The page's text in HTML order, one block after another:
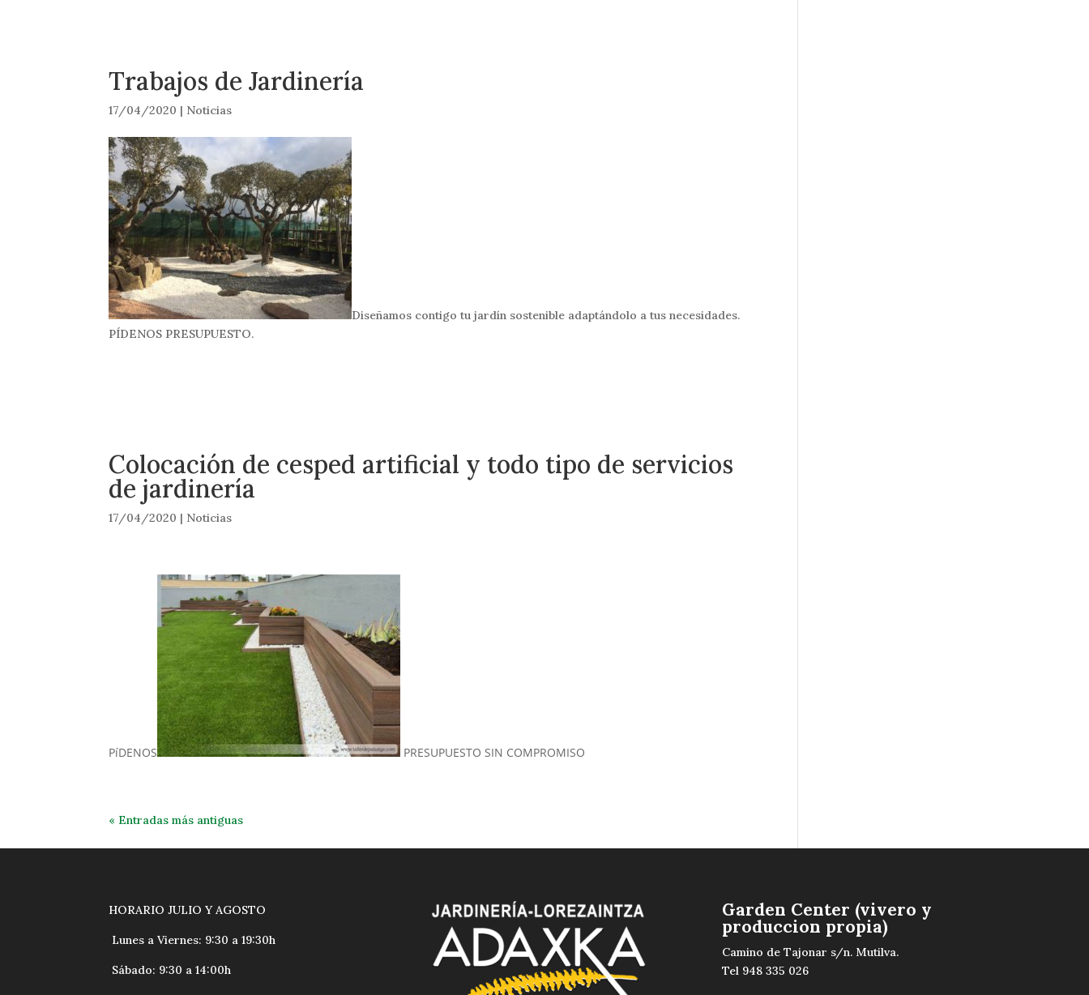
Trabajos de Jardinería
17/04/2020 | Noticias
Diseñamos contigo tu jardín sostenible adaptándolo a tus necesidades.
PÍDENOS PRESUPUESTO.
Colocación de cesped artificial y todo tipo de servicios
de jardinería
17/04/2020 | Noticias
PíDENOS PRESUPUESTO SIN COMPROMISO
« Entradas más antiguas
HORARIO JULIO Y AGOSTO
Lunes a Viernes: 9:30 a 19:30h
Sábado: 9:30 a 14:00h
Garden Center (vivero y
produccion propia)
Camino de Tajonar s/n. Mutilva.
Tel 948 335 026